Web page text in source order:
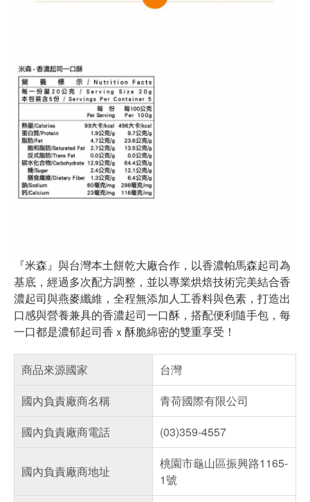
『米森』與台灣本土餅乾大廠合作，以香濃帕馬森起司為
基底，經過多次配方調整，並以專業烘焙技術完美結合香
濃起司與燕麥纖維，全程無添加人工香料與色素，打造出
口感與營養兼具的香濃起司一口酥，搭配便利隨手包，每
一口都是濃郁起司香ｘ酥脆綿密的雙重享受！
商品來源國家
台灣
國內負責廠商名稱
青荷國際有限公司
國內負責廠商電話
(03)359-4557
國內負責廠商地址
桃園市龜山區振興路1165-
1號